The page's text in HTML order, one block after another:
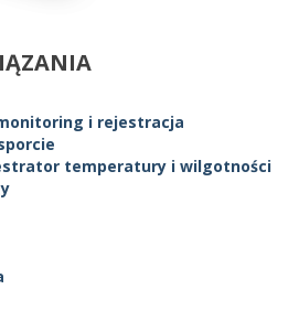
i rejestracja
temperatury i wilgotności